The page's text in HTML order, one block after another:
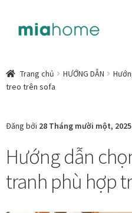
đến
đến
Art in living
Không gian sống
Cách chọn tranh phòng
nhàng hơn
Trang chủ HƯỚNG DẪN
treo trên sofa
Đăng bởi 28 Tháng mười một, 2025
Hướng dẫn
tranh phù hợp